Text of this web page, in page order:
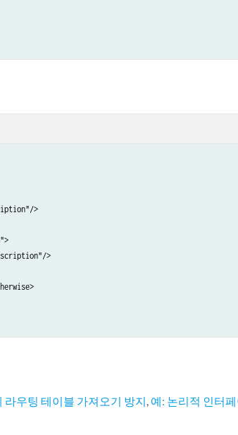
>
>
라우팅 테이블 가져오기 방지 예: 논리적 인터